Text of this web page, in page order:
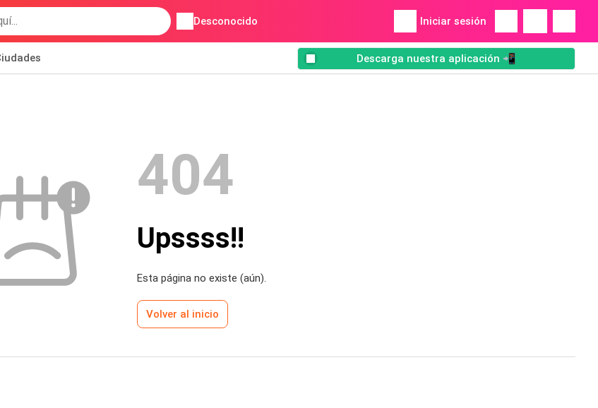
Desconocido Iniciar sesión
Descarga nuestra aplicación 📲
404
Upssss!!
Esta página no existe (aún).
Volver al inicio